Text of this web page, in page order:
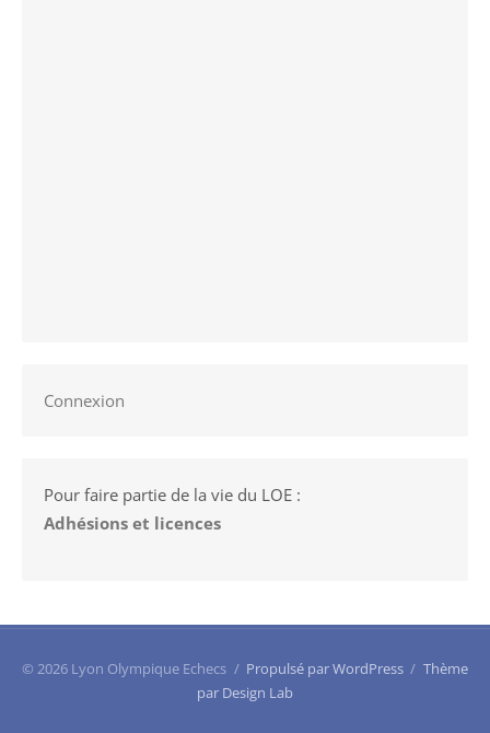
Connexion
Pour faire partie de la vie du LOE :
Adhésions et licences
© 2026 Lyon Olympique Echecs / Propulsé par WordPress / Thème
par Design Lab